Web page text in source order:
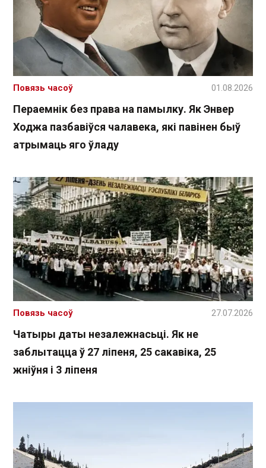
Пераемнік без права на памылку. Як Энвер
Ходжа пазбавіўся чалавека, які павінен быў
атрымаць яго ўладу
Повязь часоў 01.08.2026
Чатыры даты незалежнасьці. Як не
заблытацца ў 27 ліпеня, 25 сакавіка, 25
жніўня і 3 ліпеня
Повязь часоў 27.07.2026